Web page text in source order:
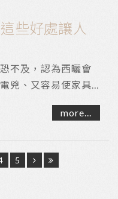
些好處讓人
不及，認為西曬會
兇、又容易使家具
more...
5